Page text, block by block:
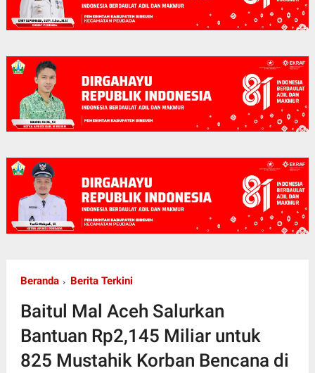
Beranda Berita Terkini
Baitul Mal Aceh Salurkan
Bantuan Rp2,145 Miliar untuk
825 Mustahik Korban Bencana di